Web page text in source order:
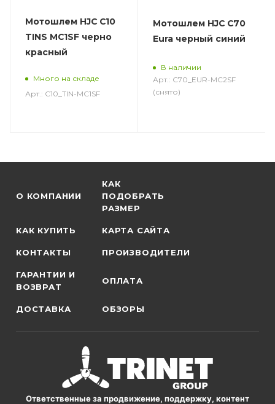
Мотошлем HJC C10
TINS MC1SF черно
красный
Много на складе
Арт.: C10_TIN-MC1SF
Мотошлем HJC C70
Eura черный синий
В наличии
Арт.: C70_EUR-MC2SF
(снято)
О КОМПАНИИ
КАК
ПОДОБРАТЬ
РАЗМЕР
КАК КУПИТЬ КАРТА САЙТА
КОНТАКТЫ ПРОИЗВОДИТЕЛИ
ГАРАНТИИ И
ВОЗВРАТ
ОПЛАТА
ДОСТАВКА ОБЗОРЫ
Ответственные за продвижение, поддержку, контент